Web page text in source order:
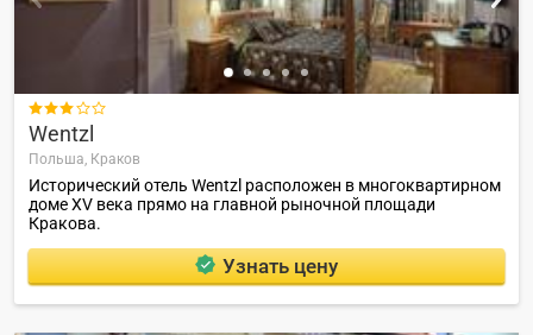

Wentzl
Польша, Краков
Исторический отель Wentzl расположен в многоквартирном
доме XV века прямо на главной рыночной площади
Кракова.
Узнать цену